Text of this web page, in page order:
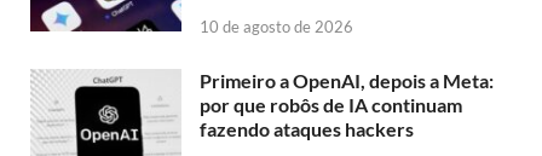
10 de agosto de 2026
Primeiro a OpenAI, depois a Meta:
por que robôs de IA continuam
fazendo ataques hackers